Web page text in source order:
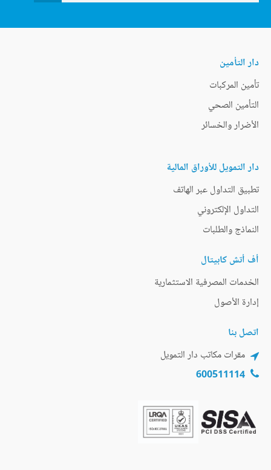
دار التأمين
تأمين المركبات
التأمين الصحي
الأضرار والخسائر
دار التمويل للأوراق المالية
تطبيق التداول عبر الهاتف
التداول الإلكتروني
النماذج والطلبات
أف أتش كابيتال
الخدمات المصرفية الاستثمارية
إدارة الأصول
اتصل بنا
مقرات مكاتب دار التمويل
600511114